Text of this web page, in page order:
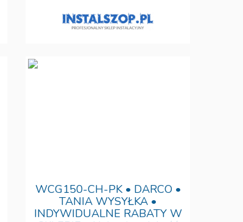
WCG150-CH-PK • DARCO •
TANIA WYSYŁKA •
INDYWIDUALNE RABATY W